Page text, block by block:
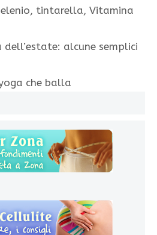
, tintarella, Vitamina
dell’estate: alcune semplici
che balla